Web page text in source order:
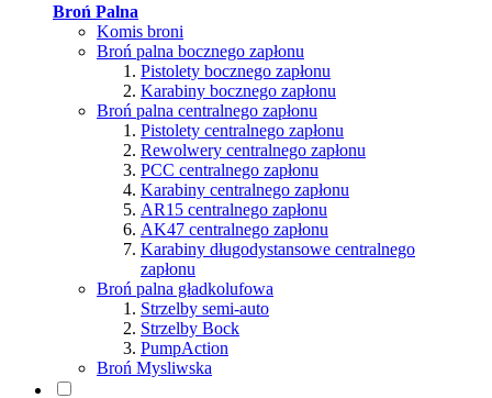
Broń Palna
Komis broni
Broń palna bocznego zapłonu
Pistolety bocznego zapłonu
Karabiny bocznego zapłonu
Broń palna centralnego zapłonu
Pistolety centralnego zapłonu
Rewolwery centralnego zapłonu
PCC centralnego zapłonu
Karabiny centralnego zapłonu
AR15 centralnego zapłonu
AK47 centralnego zapłonu
Karabiny długodystansowe centralnego
zapłonu
Broń palna gładkolufowa
Strzelby semi-auto
Strzelby Bock
PumpAction
Broń Mysliwska